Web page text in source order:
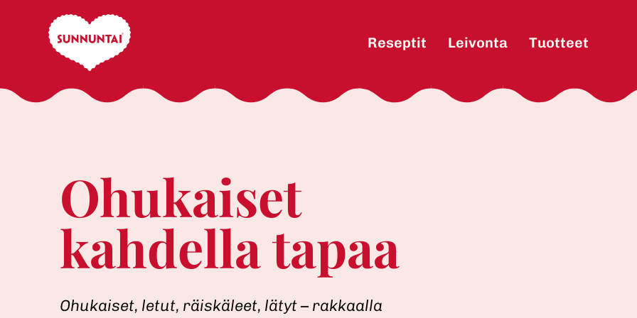
Main
Reseptit Leivonta Tuotteet
Ohukaiset
kahdella tapaa
Ohukaiset, letut, räiskäleet, lätyt – rakkaalla